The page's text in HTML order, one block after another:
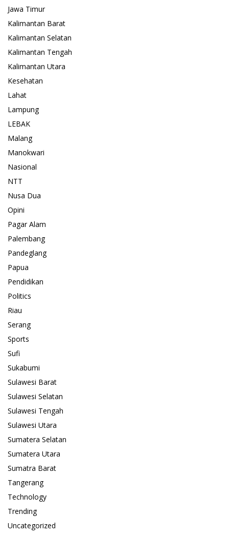
Jawa Timur
Kalimantan Barat
Kalimantan Selatan
Kalimantan Tengah
Kalimantan Utara
Kesehatan
Lahat
Lampung
LEBAK
Malang
Manokwari
Nasional
NTT
Nusa Dua
Opini
Pagar Alam
Palembang
Pandeglang
Papua
Pendidikan
Politics
Riau
Serang
Sports
Sufi
Sukabumi
Sulawesi Barat
Sulawesi Selatan
Sulawesi Tengah
Sulawesi Utara
Sumatera Selatan
Sumatera Utara
Sumatra Barat
Tangerang
Technology
Trending
Uncategorized